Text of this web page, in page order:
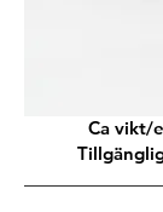
Ca vikt/